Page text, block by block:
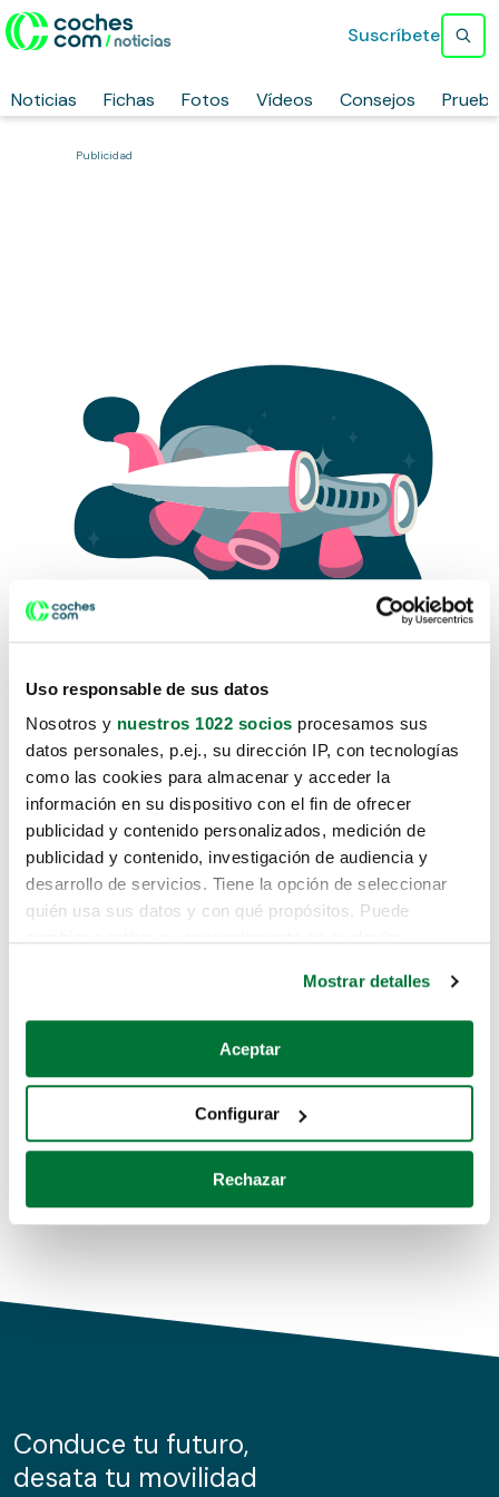
Uso responsable de sus datos
Nosotros y nuestros 1022 socios procesamos sus
datos personales, p.ej., su dirección IP, con tecnologías
como las cookies para almacenar y acceder la
información en su dispositivo con el fin de ofrecer
publicidad y contenido personalizados, medición de
publicidad y contenido, investigación de audiencia y
desarrollo de servicios. Tiene la opción de seleccionar
quién usa sus datos y con qué propósitos. Puede
Si lo permite, también quisiéramos:
Recopilar información sobre su ubicación geográfica
Identificar su dispositivo analizándolo activamente
para buscar características específicas (huellas
Obtenga más información sobre cómo se procesan sus
de cookies.
información sobre el uso que haga del sitio web con
nuestros partners de redes sociales, publicidad y análisis
Mostrar detalles
Aceptar
Configurar
Rechazar
Noticias Fichas Fotos Vídeos Consejos
Suscríbete
Publicidad
Lo sentimos, no sabemos como
te hemos traido hasta aquí.
Pero puedes encontrar el coche que estás
buscando en alguno de estos enlaces:
Coches de segunda mano
Coches de km0
Conduce tu futuro,
desata tu movilidad